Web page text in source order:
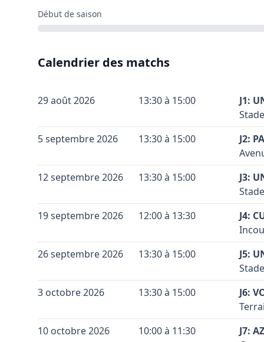
Début de saison
Calendrier des matchs
29 août 2026 13:30 à 15:00
J1:
+
Voir
5 septembre 2026 13:30 à 15:00
J2:
+
(n°
pont
12 septembre 2026 13:30 à 15:00
J3:
+
Code
Voir
19 septembre 2026 12:00 à 13:30
J4:
+
26 septembre 2026 13:30 à 15:00
J5:
+
3 octobre 2026 13:30 à 15:00
J6:
+
10 octobre 2026 10:00 à 11:30
J7: